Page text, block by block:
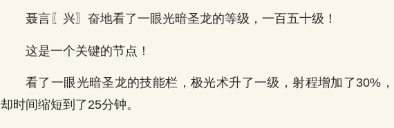
聂言〖兴〗奋地看了一眼光暗圣龙的等级，一百五十级！
这是一个关键的节点！
看了一眼光暗圣龙的技能栏，极光术升了一级，射程增加了30%
却时间缩短到了25分钟。